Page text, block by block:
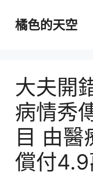
橘色的天空
大夫開
病情秀
目 由醫
償付